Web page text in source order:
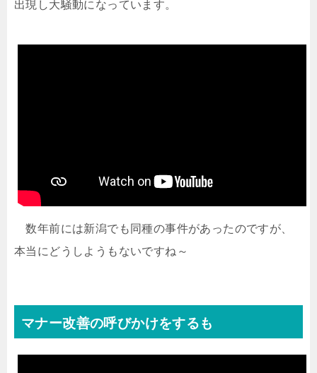
出現し大騒動になっています。
数年前には新潟でも同種の事件があったのですが、
本当にどうしようもないですね～
マナー改善の呼びかけをするも